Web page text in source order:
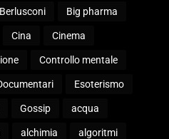
Berlusconi Big pharma
Cina Cinema
Controllo mentale
Esoterismo
Gossip acqua
alchimia algoritmi